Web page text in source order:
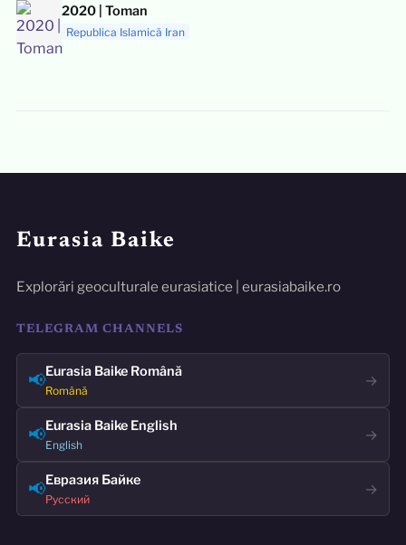
2020 | Toman
Republica Islamică Iran
Eurasia Baike
Explorări geoculturale eurasiatice | eurasiabaike.ro
TELEGRAM CHANNELS
📢Eurasia Baike Română
Română
→
📢Eurasia Baike English
English
→
📢Евразия Байке
Русский
→